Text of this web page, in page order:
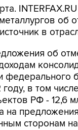
об
в
об
федерального
в том
РФ - 12,6
на
сторонам